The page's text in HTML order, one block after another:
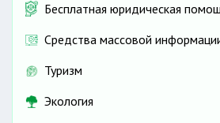
Бесплатная юридическая
Средства массовой
Туризм
Экология